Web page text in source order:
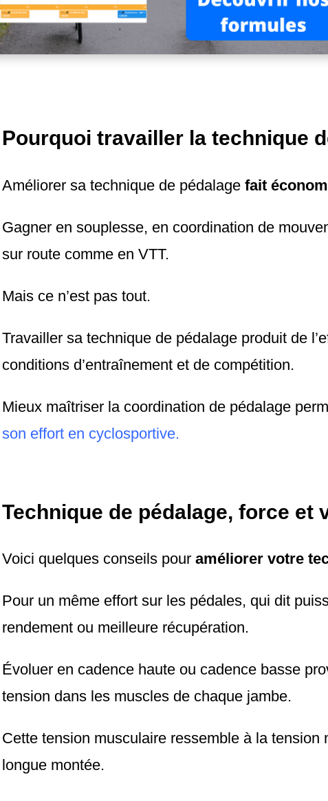
Pourquoi travailler la technique
Améliorer sa technique de pédalage fait
Gagner en souplesse, en coordination de
sur route comme en VTT.
Mais ce n’est pas tout.
Travailler sa technique de pédalage produit de
conditions d’entraînement et de compétition.
Mieux maîtriser la coordination de pédalage
son effort en cyclosportive.
Technique de pédalage, force et
Voici quelques conseils pour améliorer votre
Pour un même effort sur les pédales, qui dit
rendement ou meilleure récupération.
Évoluer en cadence haute ou cadence basse
tension dans les muscles de chaque jambe.
Cette tension musculaire ressemble à la tension
longue montée.